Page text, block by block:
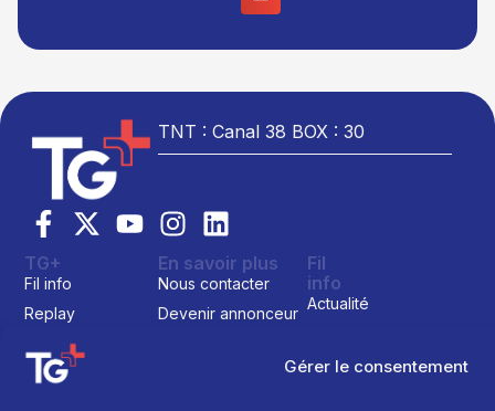
Gérer le consentement
TNT : Canal 38 BOX : 30
L’agence
TG+
Fil info
Replay
Programme TV
En savoir plus
Nous contacter
Devenir annonceur
Fil
info
Actualité
Montagne